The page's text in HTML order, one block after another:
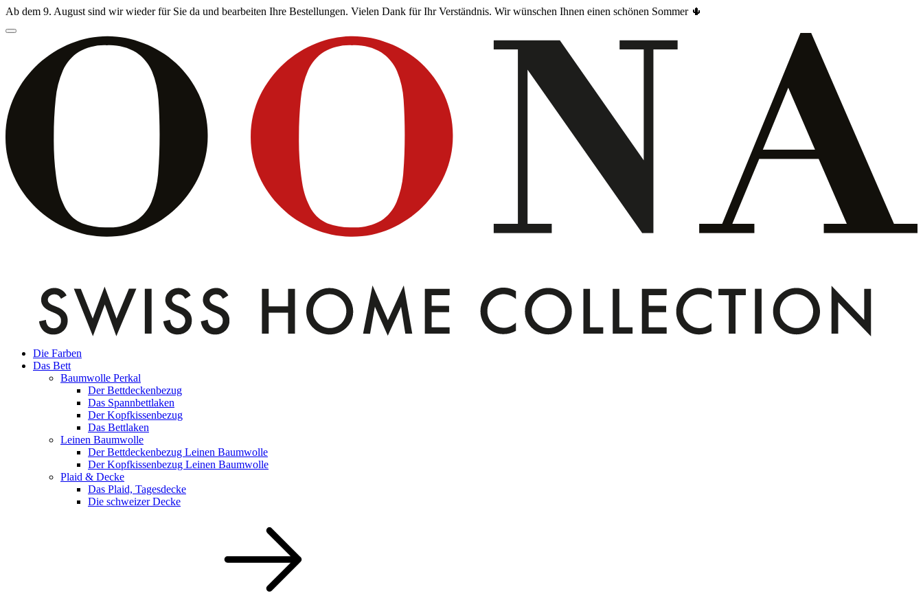
Ab dem 9. August sind wir wieder für Sie da und bearbeiten Ihre Bestellungen. Vielen Dank für Ihr Verständnis. Wir wünschen Ihnen einen schönen Sommer 🌵
Die Farben
Das Bett
Baumwolle Perkal
Der Bettdeckenbezug
Das Spannbettlaken
Der Kopfkissenbezug
Das Bettlaken
Leinen Baumwolle
Der Bettdeckenbezug Leinen Baumwolle
Der Kopfkissenbezug Leinen Baumwolle
Plaid & Decke
Das Plaid, Tagesdecke
Die schweizer Decke